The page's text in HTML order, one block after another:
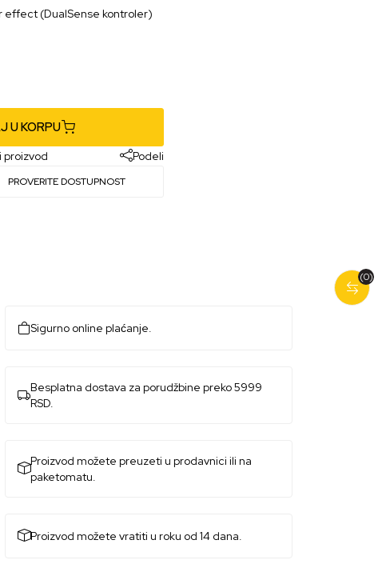
effect (DualSense kontroler)
U KORPU
proizvod Podeli
PROVERITE DOSTUPNOST
(0)
Sigurno online plaćanje.
Besplatna dostava za porudžbine preko 5999
RSD.
Proizvod možete preuzeti u prodavnici ili na
paketomatu.
Proizvod možete vratiti u roku od 14 dana.